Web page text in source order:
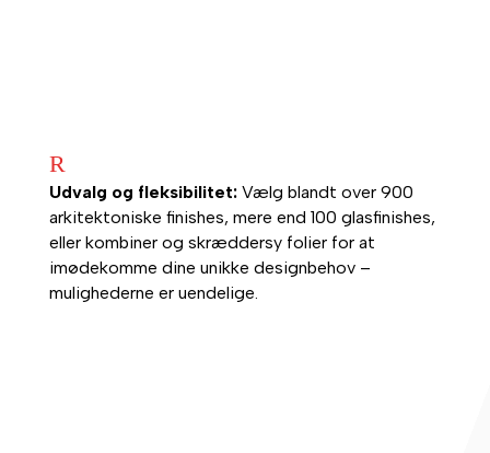
R
Udvalg og fleksibilitet:Vælg blandt over 900
arkitektoniske finishes, mere end 100 glasfinishes,
eller kombiner og skræddersy folier for at
imødekomme dine unikke designbehov –
mulighederne er uendelige.